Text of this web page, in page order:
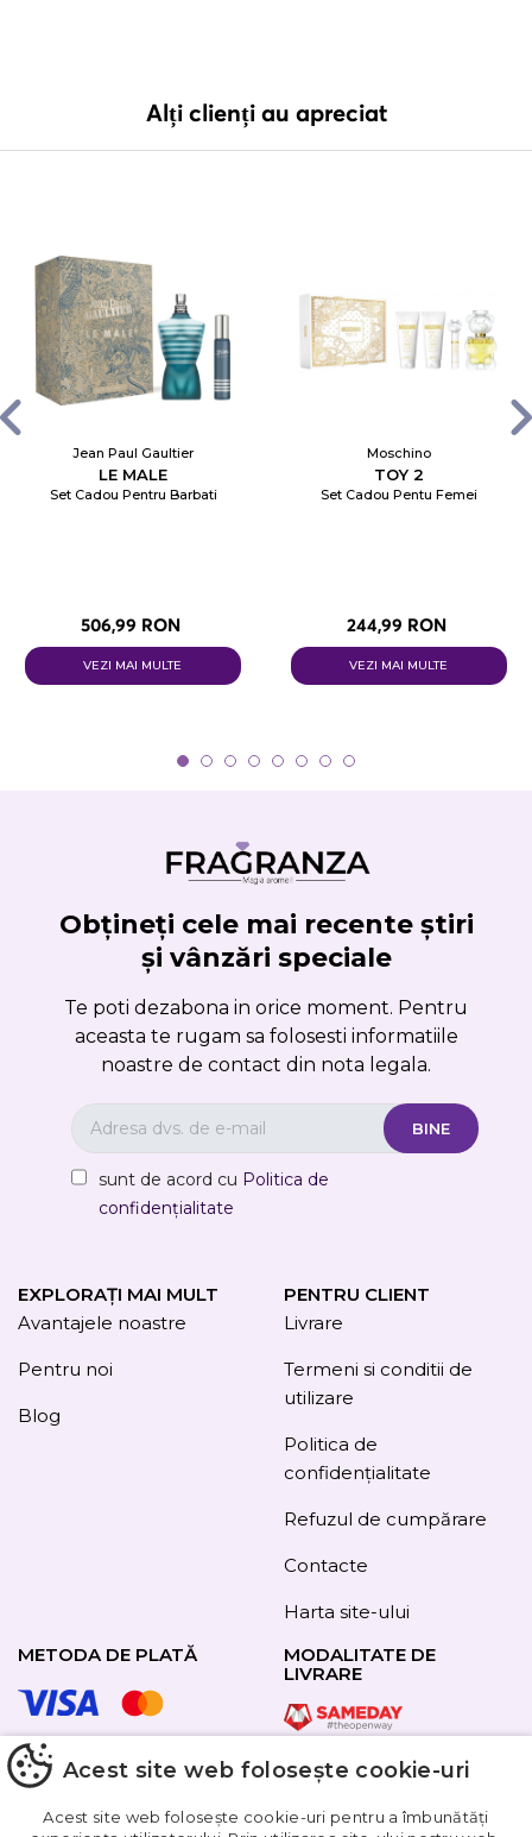
Alți clienți au apreciat
Jean Paul Gaultier
LE MALE
Set Cadou Pentru Barbati
506,99 RON
VEZI MAI MULTE
Moschino
TOY 2
Set Cadou Pentu Femei
244,99 RON
VEZI MAI MULTE
Obțineți cele mai recente știri
și vânzări speciale
Te poti dezabona in orice moment. Pentru
aceasta te rugam sa folosesti informatiile
noastre de contact din nota legala.
sunt de acord cu Politica de
confidențialitate
EXPLORAȚI MAI MULT
Avantajele noastre
Pentru noi
Blog
PENTRU CLIENT
Livrare
Termeni si conditii de
utilizare
Politica de
confidențialitate
Refuzul de cumpărare
Contacte
Harta site-ului
METODA DE PLATĂ
URMAȚI-NE
MODALITATE DE
LIVRARE
Acest site web folosește cookie-uri
Acest site web folosește cookie-uri pentru a îmbunătăți